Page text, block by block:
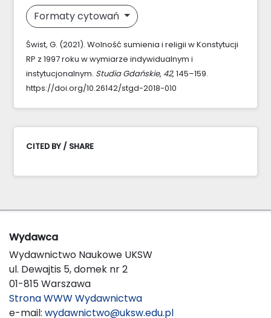
Formaty cytowań
Świst, G. (2021). Wolność sumienia i religii w Konstytucji
RP z 1997 roku w wymiarze indywidualnym i
instytucjonalnym. Studia Gdańskie, 42, 145–159.
https://doi.org/10.26142/stgd-2018-010
CITED BY / SHARE
Wydawca
Wydawnictwo Naukowe UKSW
ul. Dewajtis 5, domek nr 2
01-815 Warszawa
Strona WWW Wydawnictwa
e-mail: wydawnictwo@uksw.edu.pl